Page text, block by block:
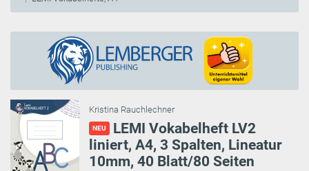
Kristina Rauchlechner
NEU
LEMI Vokabelheft LV2
liniert, A4, 3 Spalten, Lineatur
10mm, 40 Blatt/80 Seiten